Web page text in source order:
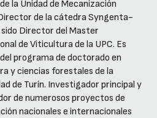
la Unidad de Mecanización
de la cátedra Syngenta-
sido Director del Master
de Viticultura de la UPC. Es
programa de doctorado en
y ciencias forestales de la
de Turín. Investigador principal y
de numerosos proyectos de
nacionales e internacionales